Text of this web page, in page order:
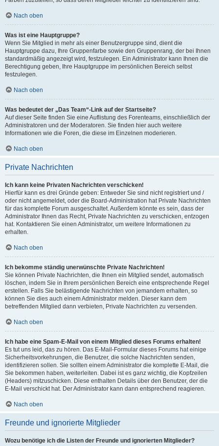
Nach oben
Was ist eine Hauptgruppe?
Wenn Sie Mitglied in mehr als einer Benutzergruppe sind, dient die
Hauptgruppe dazu, Ihre Gruppenfarbe sowie den Gruppenrang, der bei Ihnen
standardmäßig angezeigt wird, festzulegen. Ein Administrator kann Ihnen die
Berechtigung geben, Ihre Hauptgruppe im persönlichen Bereich selbst
festzulegen.
Nach oben
Was bedeutet der „Das Team“-Link auf der Startseite?
Auf dieser Seite finden Sie eine Auflistung des Forenteams, einschließlich der
Administratoren und der Moderatoren. Sie finden hier auch weitere
Informationen wie die Foren, die diese im Einzelnen moderieren.
Nach oben
Private Nachrichten
Ich kann keine Privaten Nachrichten verschicken!
Hierfür kann es drei Gründe geben: Entweder Sie sind nicht registriert und /
oder nicht angemeldet, oder die Board-Administration hat Private Nachrichten
für das komplette Forum ausgeschaltet. Außerdem könnte es sein, dass der
Administrator Ihnen das Recht, Private Nachrichten zu verschicken, entzogen
hat. Kontaktieren Sie einen Administrator, um weitere Informationen zu
erhalten.
Nach oben
Ich bekomme ständig unerwünschte Private Nachrichten!
Sie können Private Nachrichten, die Ihnen ein Mitglied sendet, automatisch
löschen, indem Sie in Ihrem persönlichen Bereich eine entsprechende Regel
erstellen. Falls Sie belästigende Nachrichten von jemandem erhalten, so
können Sie dies auch einem Administrator melden. Dieser kann dem
betreffenden Mitglied dann verbieten, Private Nachrichten zu versenden.
Nach oben
Ich habe eine Spam-E-Mail von einem Mitglied dieses Forums erhalten!
Es tut uns leid, das zu hören. Das E-Mail-Formular dieses Forums hat einige
Sicherheitsvorkehrungen, die Benutzer, die solche Nachrichten senden,
identifizieren sollen. Sie sollten einem Administrator die komplette E-Mail, die
Sie bekommen haben, weiterleiten. Dabei ist es ganz wichtig, die Kopfzeilen
(Headers) mitzuschicken. Diese enthalten Details über den Benutzer, der die
E-Mail verschickt hat. Der Administrator kann dann entsprechend reagieren.
Nach oben
Freunde und ignorierte Mitglieder
Wozu benötige ich die Listen der Freunde und ignorierten Mitglieder?